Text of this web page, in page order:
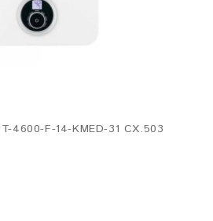
4600-F-14-KMED-31 CX.503